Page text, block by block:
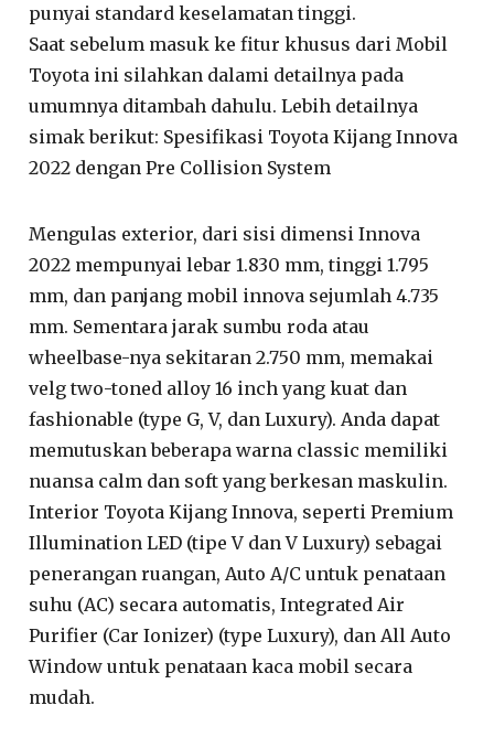
punyai standard keselamatan tinggi.
Saat sebelum masuk ke fitur khusus dari Mobil
Toyota ini silahkan dalami detailnya pada
umumnya ditambah dahulu. Lebih detailnya
simak berikut: Spesifikasi Toyota Kijang Innova
2022 dengan Pre Collision System
Mengulas exterior, dari sisi dimensi Innova
2022 mempunyai lebar 1.830 mm, tinggi 1.795
mm, dan panjang mobil innova sejumlah 4.735
mm. Sementara jarak sumbu roda atau
wheelbase-nya sekitaran 2.750 mm, memakai
velg two-toned alloy 16 inch yang kuat dan
fashionable (type G, V, dan Luxury). Anda dapat
memutuskan beberapa warna classic memiliki
nuansa calm dan soft yang berkesan maskulin.
Interior Toyota Kijang Innova, seperti Premium
Illumination LED (tipe V dan V Luxury) sebagai
penerangan ruangan, Auto A/C untuk penataan
suhu (AC) secara automatis, Integrated Air
Purifier (Car Ionizer) (type Luxury), dan All Auto
Window untuk penataan kaca mobil secara
mudah.